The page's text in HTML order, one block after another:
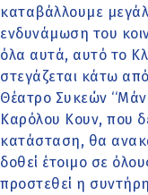
καταβάλλουμε
ενδυνάμωση του
όλα αυτά, αυτό το
στεγάζεται κάτω
Θέατρο Συκεών
Καρόλου Κουν, που
κατάσταση, θα
δοθεί έτοιμο σε
προστεθεί η